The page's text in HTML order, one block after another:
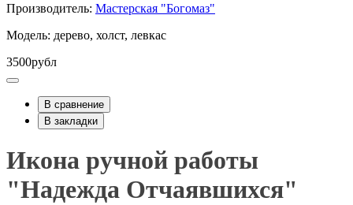
Производитель: Мастерская "Богомаз"
Модель: дерево, холст, левкас
3500рубл
В сравнение
В закладки
Икона ручной работы
"Надежда Отчаявшихся"